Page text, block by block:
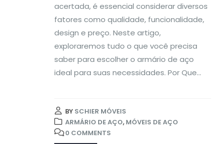
acertada, é essencial considerar diversos
fatores como qualidade, funcionalidade,
design e preço. Neste artigo,
exploraremos tudo o que você precisa
saber para escolher o armário de aço
ideal para suas necessidades. Por Que...
BY SCHIER MÓVEIS
ARMÁRIO DE AÇO, MÓVEIS DE AÇO
0 COMMENTS